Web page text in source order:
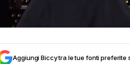
Aggiungi Biccy tra le tue fonti preferite